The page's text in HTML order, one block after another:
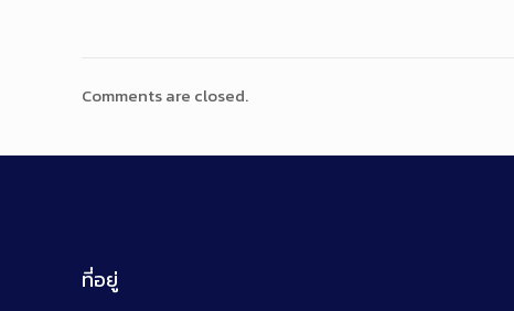
Comments are closed.
ที่อยู่